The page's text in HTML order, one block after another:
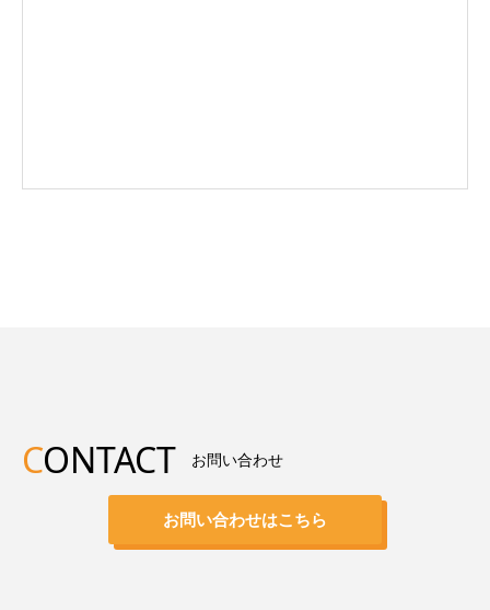
CONTACT お問い合わせ
お問い合わせはこちら